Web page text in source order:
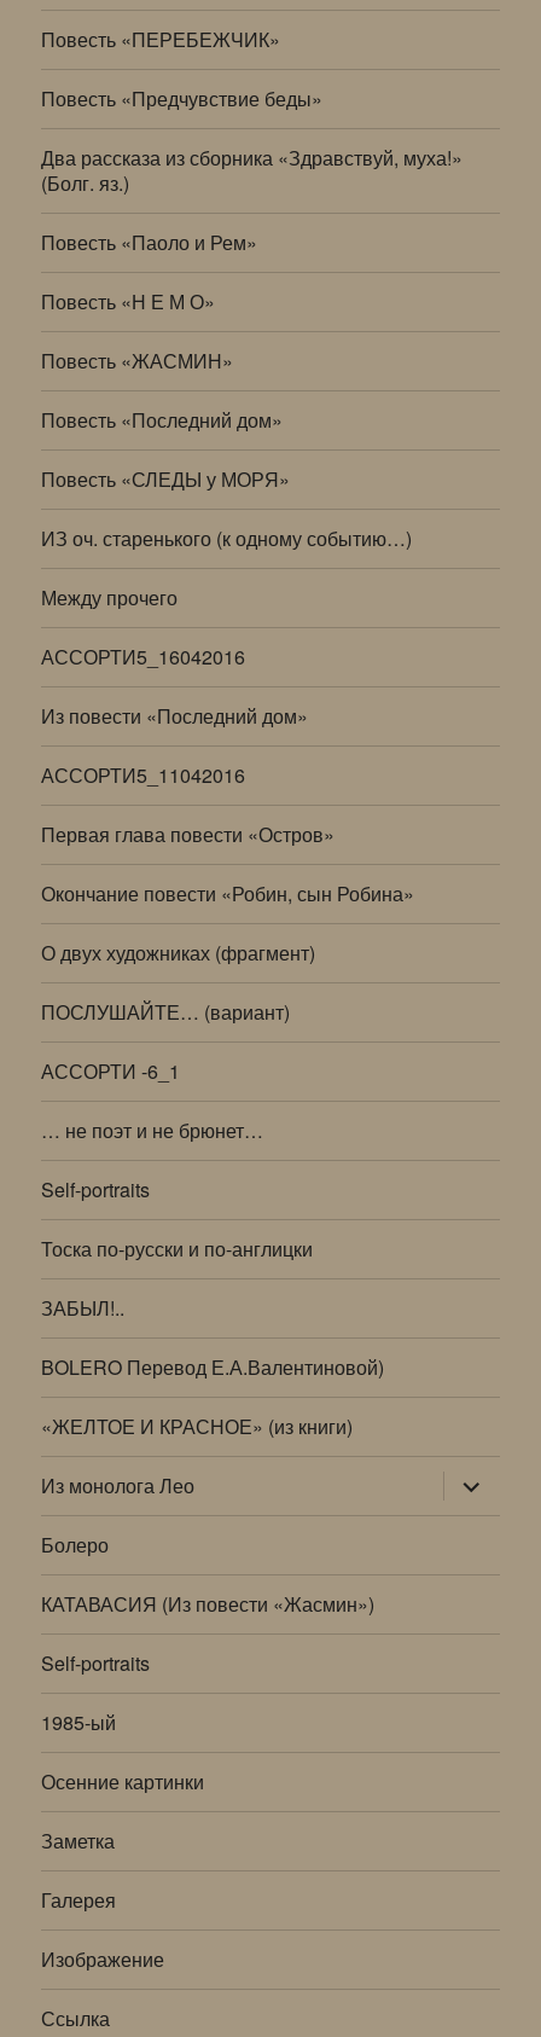
Повесть «ПЕРЕБЕЖЧИК»
Повесть «Предчувствие беды»
Два рассказа из сборника «Здравствуй, муха!»
(Болг. яз.)
Повесть «Паоло и Рем»
Повесть «Н Е М О»
Повесть «ЖАСМИН»
Повесть «Последний дом»
Повесть «СЛЕДЫ у МОРЯ»
ИЗ оч. старенького (к одному событию…)
Между прочего
АССОРТИ5_16042016
Из повести «Последний дом»
АССОРТИ5_11042016
Первая глава повести «Остров»
Окончание повести «Робин, сын Робина»
О двух художниках (фрагмент)
ПОСЛУШАЙТЕ… (вариант)
АССОРТИ -6_1
… не поэт и не брюнет…
Self-portraits
Тоска по-русски и по-англицки
ЗАБЫЛ!..
BOLERO Перевод Е.А.Валентиновой)
«ЖЕЛТОЕ И КРАСНОЕ» (из книги)
Из монолога Лео раскрыть
дочернее
меню
Болеро
КАТАВАСИЯ (Из повести «Жасмин»)
Self-portraits
1985-ый
Осенние картинки
Заметка
Галерея
Изображение
Ссылка